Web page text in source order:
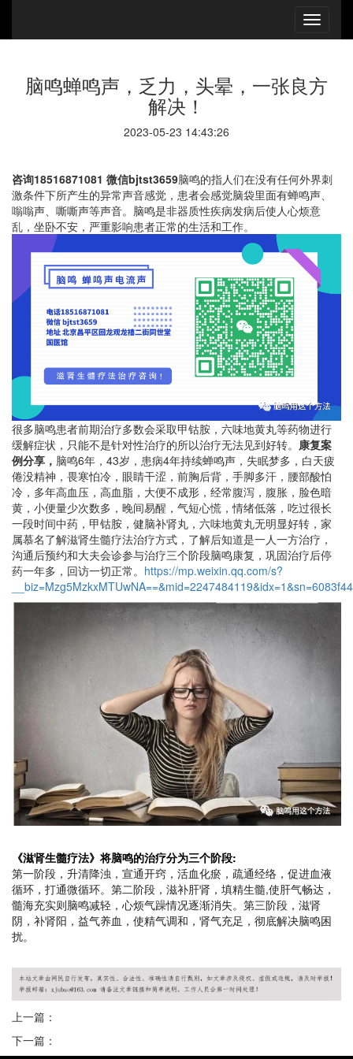
脑鸣蝉鸣声，乏力，头晕，一张良方
解决！
2023-05-23 14:43:26
咨询18516871081 微信bjtst3659脑鸣的指人们在没有任何外界刺
激条件下所产生的异常声音感觉，患者会感觉脑袋里面有蝉鸣声、
嗡嗡声、嘶嘶声等声音。脑鸣是非器质性疾病发病后使人心烦意
乱，坐卧不安，严重影响患者正常的生活和工作。
很多脑鸣患者前期治疗多数会采取甲钴胺，六味地黄丸等药物进行
缓解症状，只能不是针对性治疗的所以治疗无法见到好转。 康复案
例分享， 脑鸣6年，43岁，患病4年持续蝉鸣声，失眠梦多，白天疲
倦没精神，畏寒怕冷，眼睛干涩，前胸后背，手脚多汗，腰部酸怕
冷，多年高血压，高血脂，大便不成形，经常腹泻，腹胀，脸色暗
黄，小便量少次数多，晚间易醒，气短心慌，情绪低落，吃过很长
一段时间中药，甲钴胺，健脑补肾丸，六味地黄丸无明显好转，家
属慕名了解滋肾生髓疗法治疗方式，了解后知道是一人一方治疗，
沟通后预约和大夫会诊参与治疗三个阶段脑鸣康复，巩固治疗后停
药一年多，回访一切正常。 https://mp.weixin.qq.com/s?
《滋肾生髓疗法》将脑鸣的治疗分为三个阶段:
第一阶段，升清降浊，宣通开窍，活血化瘀，疏通经络，促进血液
循环，打通微循环。 第二阶段，滋补肝肾，填精生髓,使肝气畅达，
髓海充实则脑鸣减轻，心烦气躁情况逐渐消失。 第三阶段，滋肾
阴，补肾阳，益气养血，使精气调和，肾气充足，彻底解决脑鸣困
扰。
上一篇：
下一篇：